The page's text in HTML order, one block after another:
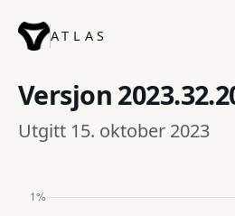
ATLAS
Versjon
Utgitt 15. oktober 2023